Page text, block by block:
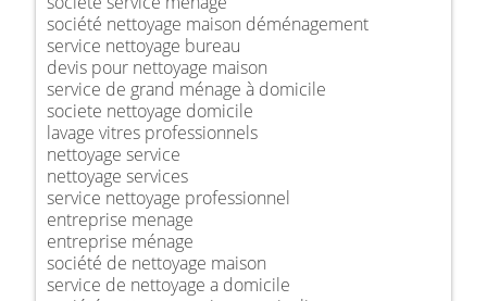
société nettoyage maison déménagement
service nettoyage bureau
devis pour nettoyage maison
service de grand ménage à domicile
societe nettoyage domicile
lavage vitres professionnels
nettoyage service
nettoyage services
service nettoyage professionnel
entreprise menage
entreprise ménage
société de nettoyage maison
service de nettoyage a domicile